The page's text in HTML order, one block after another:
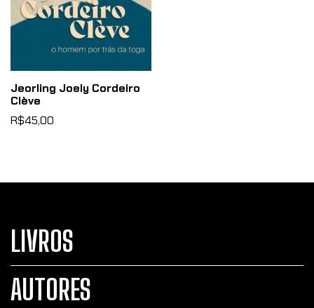
Jeorling Joely Cordeiro
Clève
R$45,00
LIVROS
AUTORES